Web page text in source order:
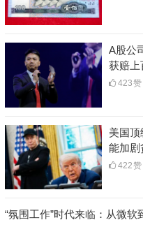
A股公
获赔上
423赞
美国
能加剧
422赞
“氛围工作”时代来临：从微